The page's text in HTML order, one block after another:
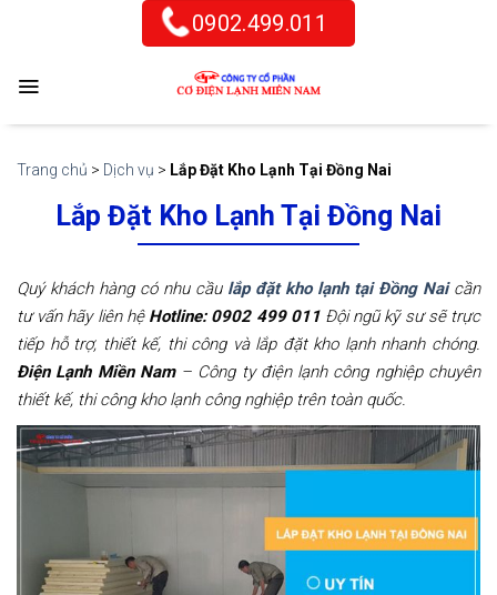
0902.499.011
Trang chủ > Dịch vụ > Lắp Đặt Kho Lạnh Tại Đồng Nai
Lắp Đặt Kho Lạnh Tại Đồng Nai
Quý khách hàng có nhu cầulắp đặt kho lạnh tại Đồng Naicần
tư vấn hãy liên hệ Hotline: 0902 499 011Đội ngũ kỹ sư sẽ trực
tiếp hỗ trợ, thiết kế, thi công và lắp đặt kho lạnh nhanh chóng.
Điện Lạnh Miền Nam– Công ty điện lạnh công nghiệp chuyên
thiết kế, thi công kho lạnh công nghiệp trên toàn quốc.